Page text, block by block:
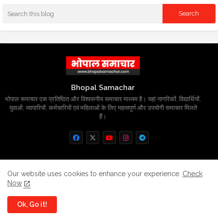
Bhopal Samachar
भोपाल समाचार एक प्रतिष्ठित और विश्वसनीय समाचार माध्यम है। यहां नागरिकों, विद्यार्थियों,
युवाओं, व्यापारियों, कर्मचारियों एवं महिलाओं के लिए महत्वपूर्ण और उपयोगी समाचार मिलते
हैं।
All Right Reserved Copyright
Home About Contact us
Privacy Policy
Our website uses cookies to enhance your experience. Check
Now
Ok, Go it!